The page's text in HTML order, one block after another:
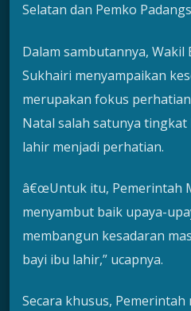
Selatan dan Pemko
Dalam sambutannya, Wakil
Sukhairi menyampaikan
merupakan fokus
Natal salah satunya
lahir menjadi perhatian.
â€œUntuk itu, Pemerintah
menyambut baik upaya-
membangun kesadaran
bayi ibu lahir,” ucapnya.
Secara khusus, Pemerintah